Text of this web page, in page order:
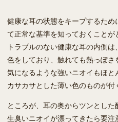
健康な耳の状態をキープするた
て正常な基準を知っておくことが
トラブルのない健康な耳の内側
色をしており、触れても熱っぽさ
気になるような強いニオイもほ
カサカサとした薄い色のものが付
ところが、耳の奥からツンとし
生臭いニオイが漂ってきたら要注